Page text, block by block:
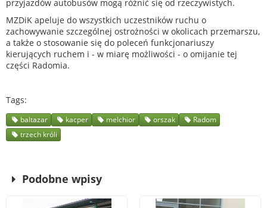
przyjazdów autobusów mogą różnić się od rzeczywistych.
MZDiK apeluje do wszystkich uczestników ruchu o
zachowywanie szczególnej ostrożności w okolicach przemarszu,
a także o stosowanie się do poleceń funkcjonariuszy
kierujących ruchem i - w miarę możliwości - o omijanie tej
części Radomia.
Tags
baltazar kacper melchior orszak
Radom
trzech króli
Podobne wpisy